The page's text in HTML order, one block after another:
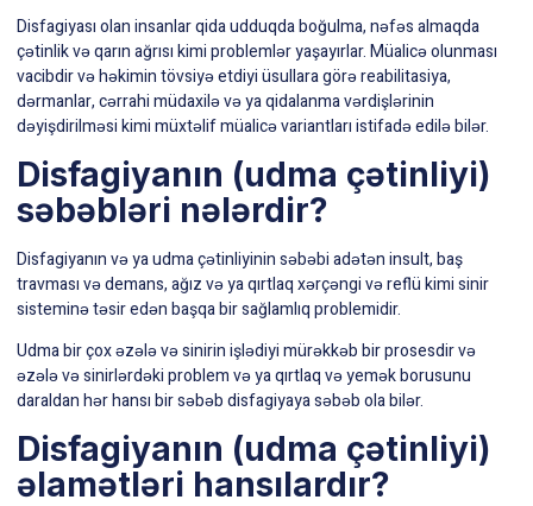
Disfagiyası olan insanlar qida udduqda boğulma, nəfəs almaqda
çətinlik və qarın ağrısı kimi problemlər yaşayırlar. Müalicə olunması
vacibdir və həkimin tövsiyə etdiyi üsullara görə reabilitasiya,
dərmanlar, cərrahi müdaxilə və ya qidalanma vərdişlərinin
dəyişdirilməsi kimi müxtəlif müalicə variantları istifadə edilə bilər.
Disfagiyanın (udma çətinliyi)
səbəbləri nələrdir?
Disfagiyanın və ya udma çətinliyinin səbəbi adətəninsult, baş
travması vədemans, ağız və ya qırtlaq xərçəngi vəreflükimi sinir
sisteminə təsir edən başqa bir sağlamlıq problemidir.
Udma bir çox əzələ və sinirin işlədiyi mürəkkəb bir prosesdir və
əzələ və sinirlərdəki problem və ya qırtlaq və yemək borusunu
daraldan hər hansı bir səbəb disfagiyaya səbəb ola bilər.
Disfagiyanın (udma çətinliyi)
əlamətləri hansılardır?